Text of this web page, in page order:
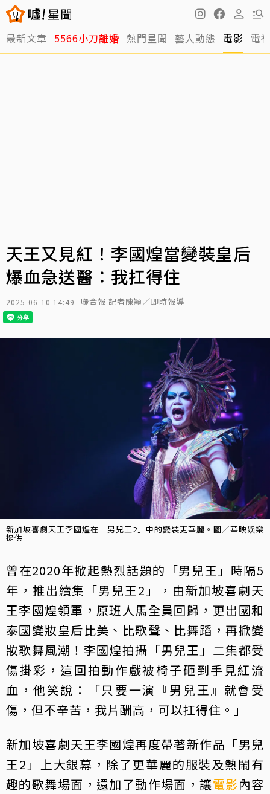
最新文章 5566小刀離婚 熱門星聞 藝人動態 電影 電
天王又見紅！李國煌當變裝皇后
爆血急送醫：我扛得住
2025-06-10 14:49 聯合報 記者陳穎／即時報導
新加坡喜劇天王李國煌在「男兒王2」中的變裝更華麗。圖／華映娛樂
提供
曾在2020年掀起熱烈話題的「男兒王」時隔5
年，推出續集「男兒王2」，由新加坡喜劇天
王李國煌領軍，原班人馬全員回歸，更出國和
泰國變妝皇后比美、比歌聲、比舞蹈，再掀變
妝歌舞風潮！李國煌拍攝「男兒王」二集都受
傷掛彩，這回拍動作戲被椅子砸到手見紅流
血，他笑說：「只要一演『男兒王』就會受
傷，但不辛苦，我片酬高，可以扛得住。」
新加坡喜劇天王李國煌再度帶著新作品「男兒
王2」上大銀幕，除了更華麗的服裝及熱鬧有
趣的歌舞場面，還加了動作場面，讓電影內容